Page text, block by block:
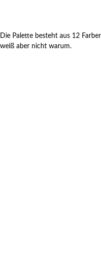
Die Palette besteht aus 12
weiß aber nicht warum.